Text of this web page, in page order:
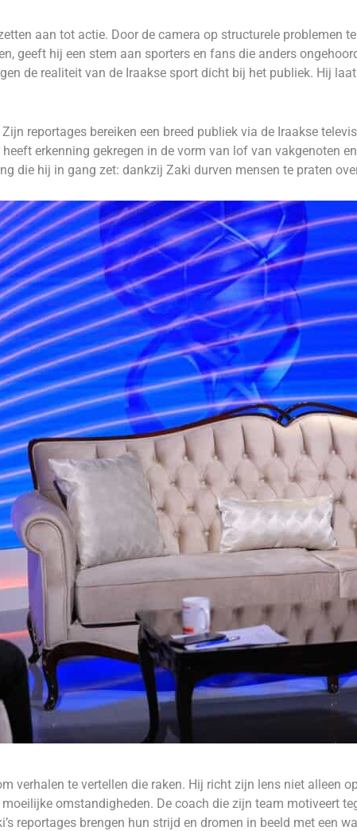
aan tot actie. Door de camera op structurele problemen
geeft hij een stem aan sporters en fans die anders
de realiteit van de Iraakse sport dicht bij het publiek. Hij
reportages bereiken een breed publiek via de Iraakse
erkenning gekregen in de vorm van lof van vakgenoten
die hij in gang zet: dankzij Zaki durven mensen te praten
verhalen te vertellen die raken. Hij richt zijn lens niet alleen
omstandigheden. De coach die zijn team motiveert
reportages brengen hun strijd en dromen in beeld met een